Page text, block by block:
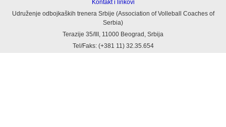
Kontakt i linkovi
Udruženje odbojkaških trenera Srbije (Association of Volleball Coaches of
Serbia)
Terazije 35/III, 11000 Beograd, Srbija
Tel/Faks: (+381 11) 32.35.654